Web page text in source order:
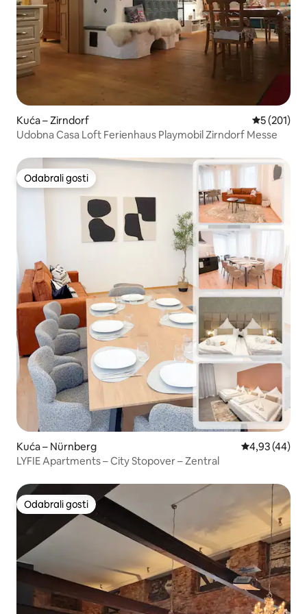
Kuća – Zirndorf Prosječna
5 (201)
Udobna Casa Loft Ferienhaus Playmobil Zirndorf Messe
Odabrali gosti
Odabrali gosti
Kuća – Nürnberg Prosječna
4,93 (44)
LYFIE Apartments – City Stopover – Zentral
Odabrali gosti
Odabrali gosti